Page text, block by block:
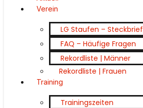
Verein
LG Staufen – Steckbrief
FAQ – Häufige Fragen
Rekordliste | Männer
Rekordliste | Frauen
Training
Trainingszeiten